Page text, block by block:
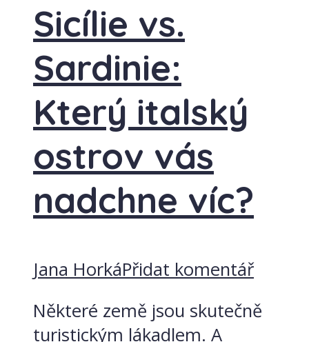
Sicílie vs.
Sardinie:
Který italský
ostrov vás
nadchne víc?
Jana HorkáPřidat komentář
Některé země jsou skutečně
turistickým lákadlem. A